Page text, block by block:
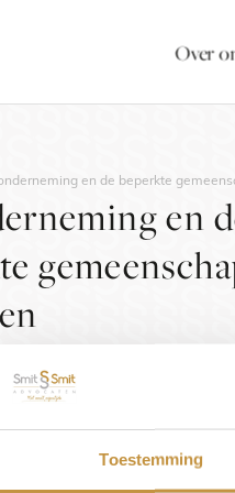
Toestemming
Over
en de beperkte
en